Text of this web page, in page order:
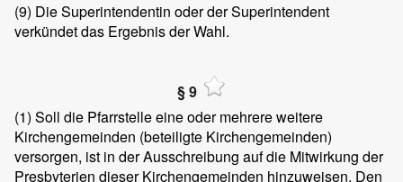
(9) Die Superintendentin oder der Superintendent
verkündet das Ergebnis der Wahl.
§ 9
(1) Soll die Pfarrstelle eine oder mehrere weitere
Kirchengemeinden (beteiligte Kirchengemeinden)
versorgen, ist in der Ausschreibung auf die Mitwirkung der
Presbyterien dieser Kirchengemeinden hinzuweisen. Den